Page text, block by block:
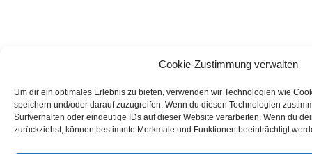
Cookie-Zustimmung verwalten
Um dir ein optimales Erlebnis zu bieten, verwenden wir Technologien wie
speichern und/oder darauf zuzugreifen. Wenn du diesen Technologien
Surfverhalten oder eindeutige IDs auf dieser Website verarbeiten. Wenn du
zurückziehst, können bestimmte Merkmale und Funktionen beeinträchtigt